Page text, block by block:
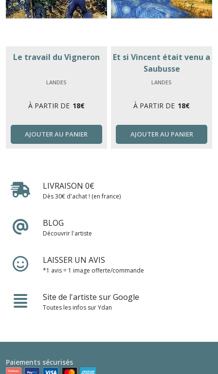
Le travail du Vigneron
LANDES
À PARTIR DE 18€
AJOUTER AU PANIER
Et si Vincent était venu a
Saubusse
LANDES
À PARTIR DE 18€
AJOUTER AU PANIER
LIVRAISON 0€
Dès 30€ d'achat ! (en france)
BLOG
Découvrir l'artiste
LAISSER UN AVIS
*1 avis = 1 image offerte/commande
Site de l'artiste sur Google
Toutes les infos sur Ydan
Paiements sécurisés